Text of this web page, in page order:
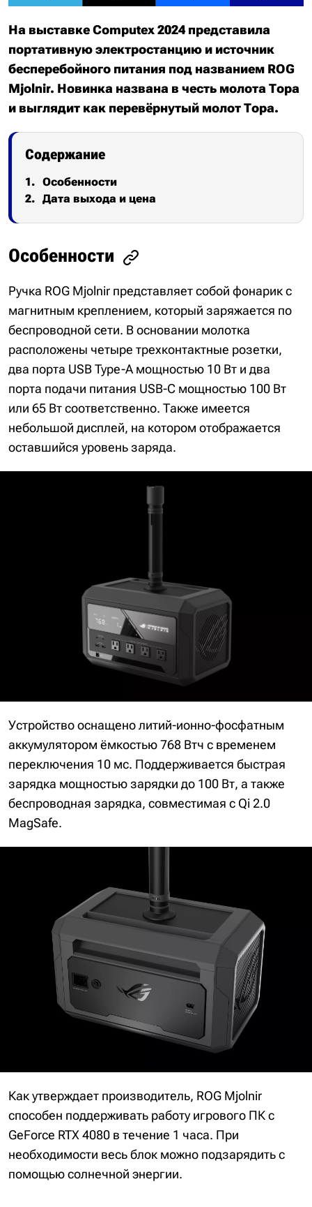
На выставке Computex 2024 представила
портативную электростанцию и источник
бесперебойного питания под названием ROG
Mjolnir. Новинка названа в честь молота Тора
и выглядит как перевёрнутый молот Тора.
Содержание
Особенности
Дата выхода и цена
Особенности
Ручка ROG Mjolnir представляет собой фонарик с
магнитным креплением, который заряжается по
беспроводной сети. В основании молотка
расположены четыре трехконтактные розетки,
два порта USB Type-A мощностью 10 Вт и два
порта подачи питания USB-C мощностью 100 Вт
или 65 Вт соответственно. Также имеется
небольшой дисплей, на котором отображается
оставшийся уровень заряда.
Устройство оснащено литий-ионно-фосфатным
аккумулятором ёмкостью 768 Втч с временем
переключения 10 мс. Поддерживается быстрая
зарядка мощностью зарядки до 100 Вт, а также
беспроводная зарядка, совместимая с Qi 2.0
MagSafe.
Как утверждает производитель, ROG Mjolnir
способен поддерживать работу игрового ПК с
GeForce RTX 4080 в течение 1 часа. При
необходимости весь блок можно подзарядить с
помощью солнечной энергии.